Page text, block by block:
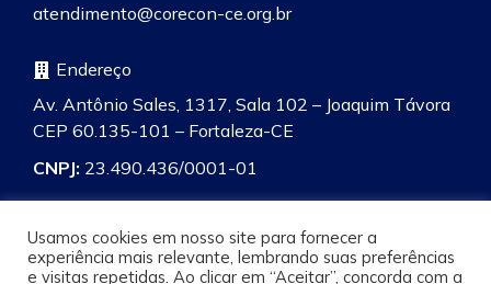
atendimento@corecon-ce.org.br
Endereço
Av. Antônio Sales, 1317, Sala 102 – Joaquim Távora
CEP 60.135-101 – Fortaleza-CE
CNPJ: 23.490.436/0001-01
Usamos cookies em nosso site para fornecer a
experiência mais relevante, lembrando suas preferências
e visitas repetidas. Ao clicar em “Aceitar”, concorda com a